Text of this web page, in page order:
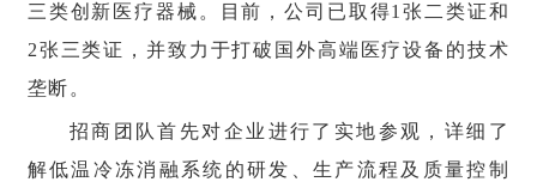
三类创新医疗器械。目前，公司已取得1张二类证和
2张三类证，并致力于打破国外高端医疗设备的技术
垄断。
招商团队首先对企业进行了实地参观，详细了
解低温冷冻消融系统的研发、生产流程及质量控制